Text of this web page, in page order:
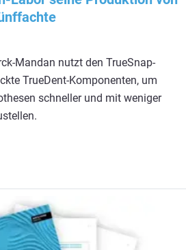
Mandan nutzt den TrueSnap-
TrueDent-Komponenten, um
schneller und mit weniger